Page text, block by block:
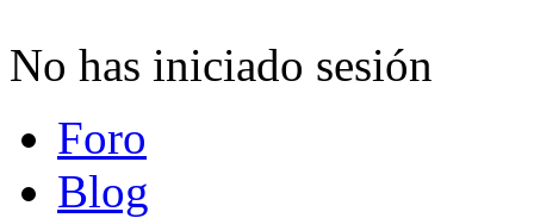
No has iniciado sesión
Foro
Blog